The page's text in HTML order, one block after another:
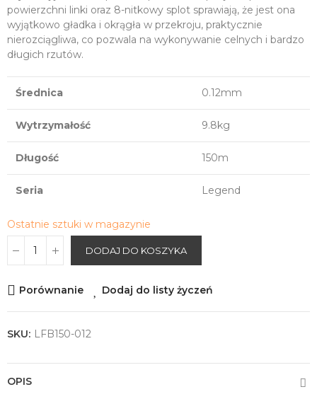
powierzchni linki oraz 8-nitkowy splot sprawiają, że jest ona
wyjątkowo gładka i okrągła w przekroju, praktycznie
nierozciągliwa, co pozwala na wykonywanie celnych i bardzo
długich rzutów.
Średnica 0.12mm
Wytrzymałość 9.8kg
Długość 150m
Seria Legend
Ostatnie sztuki w magazynie
DODAJ DO KOSZYKA
Porównanie Dodaj do listy życzeń
SKU: LFB150-012
OPIS